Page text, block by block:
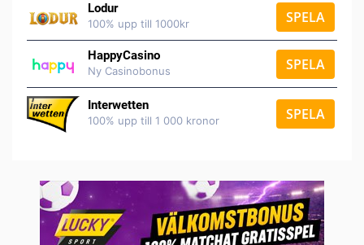
Lodur
100% upp till 1000kr SPELA
HappyCasino
Ny Casinobonus SPELA
Interwetten
100% upp till 1 000 kronor SPELA